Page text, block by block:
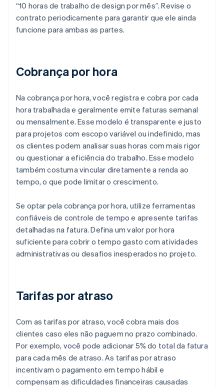
“10 horas de trabalho de design por mês”. Revise o
contrato periodicamente para garantir que ele ainda
funcione para ambas as partes.
Cobrança por hora
Na cobrança por hora, você registra e cobra por cada
hora trabalhada e geralmente emite faturas semanal
ou mensalmente. Esse modelo é transparente e justo
para projetos com escopo variável ou indefinido, mas
os clientes podem analisar suas horas com mais rigor
ou questionar a eficiência do trabalho. Esse modelo
também costuma vincular diretamente a renda ao
tempo, o que pode limitar o crescimento.
Se optar pela cobrança por hora, utilize ferramentas
confiáveis de controle de tempo e apresente tarifas
detalhadas na fatura. Defina um valor por hora
suficiente para cobrir o tempo gasto com atividades
administrativas ou desafios inesperados no projeto.
Tarifas por atraso
Com as tarifas por atraso, você cobra mais dos
clientes caso eles não paguem no prazo combinado.
Por exemplo, você pode adicionar 5% do total da fatura
para cada mês de atraso. As tarifas por atraso
incentivam o pagamento em tempo hábil e
compensam as dificuldades financeiras causadas